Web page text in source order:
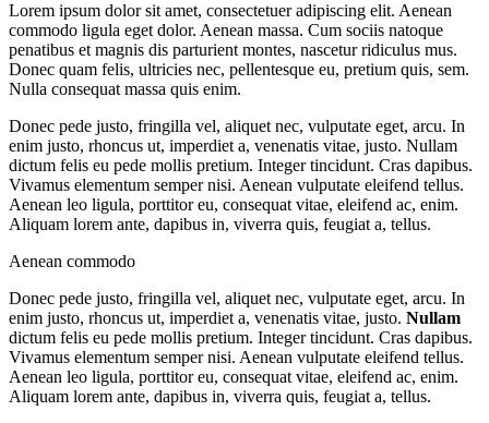
Lorem ipsum dolor sit amet, consectetuer adipiscing elit. Aenean
commodo ligula eget dolor. Aenean massa. Cum sociis natoque
penatibus et magnis dis parturient montes, nascetur ridiculus mus.
Donec quam felis, ultricies nec, pellentesque eu, pretium quis, sem.
Nulla consequat massa quis enim.
Donec pede justo, fringilla vel, aliquet nec, vulputate eget, arcu. In
enim justo, rhoncus ut, imperdiet a, venenatis vitae, justo. Nullam
dictum felis eu pede mollis pretium. Integer tincidunt. Cras dapibus.
Vivamus elementum semper nisi. Aenean vulputate eleifend tellus.
Aenean leo ligula, porttitor eu, consequat vitae, eleifend ac, enim.
Aliquam lorem ante, dapibus in, viverra quis, feugiat a, tellus.
Aenean commodo
Donec pede justo, fringilla vel, aliquet nec, vulputate eget, arcu. In
enim justo, rhoncus ut, imperdiet a, venenatis vitae, justo. Nullam
dictum felis eu pede mollis pretium. Integer tincidunt. Cras dapibus.
Vivamus elementum semper nisi. Aenean vulputate eleifend tellus.
Aenean leo ligula, porttitor eu, consequat vitae, eleifend ac, enim.
Aliquam lorem ante, dapibus in, viverra quis, feugiat a, tellus.